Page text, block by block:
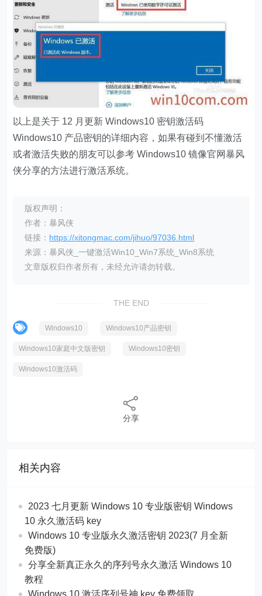
以上是关于 12 月更新 Windows10 密钥激活码
Windows10 产品密钥的详细内容，如果有碰到不懂激活
或者激活失败的朋友可以参考 Windows10 镜像官网暴风
侠分享的方法进行激活系统。
版权声明：
作者：暴风侠
链接： https://xitongmac.com/jihuo/97036.html
来源：暴风侠_一键激活Win10_Win7系统_Win8系统
文章版权归作者所有，未经允许请勿转载。
THE END
Windows10 Windows10产品密钥
Windows10家庭中文版密钥 Windows10密钥
Windows10激活码
分享
相关内容
2023 七月更新 Windows 10 专业版密钥 Windows
10 永久激活码 key
Windows 10 专业版永久激活密钥 2023(7 月全新
免费版)
分享全新真正永久的序列号永久激活 Windows 10
教程
Windows 10 激活序列号神 key 免费领取